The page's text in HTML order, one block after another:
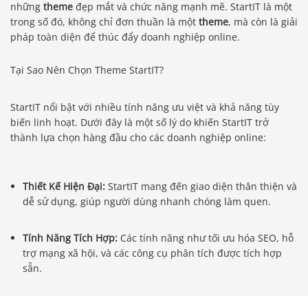
những theme đẹp mắt và chức năng mạnh mẽ. StartIT là một
trong số đó, không chỉ đơn thuần là một theme, mà còn là giải
pháp toàn diện để thúc đẩy doanh nghiệp online.
Tại Sao Nên Chọn Theme StartIT?
StartIT nổi bật với nhiều tính năng ưu việt và khả năng tùy
biến linh hoạt. Dưới đây là một số lý do khiến StartIT trở
thành lựa chọn hàng đầu cho các doanh nghiệp online:
Thiết Kế Hiện Đại: StartIT mang đến giao diện thân thiện và
dễ sử dụng, giúp người dùng nhanh chóng làm quen.
Tính Năng Tích Hợp: Các tính năng như tối ưu hóa SEO, hỗ
trợ mạng xã hội, và các công cụ phân tích được tích hợp
sẵn.